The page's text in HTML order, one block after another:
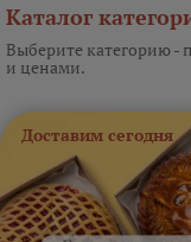
Каталог
Выберите категорию -
и ценами.
Доставим сегодня